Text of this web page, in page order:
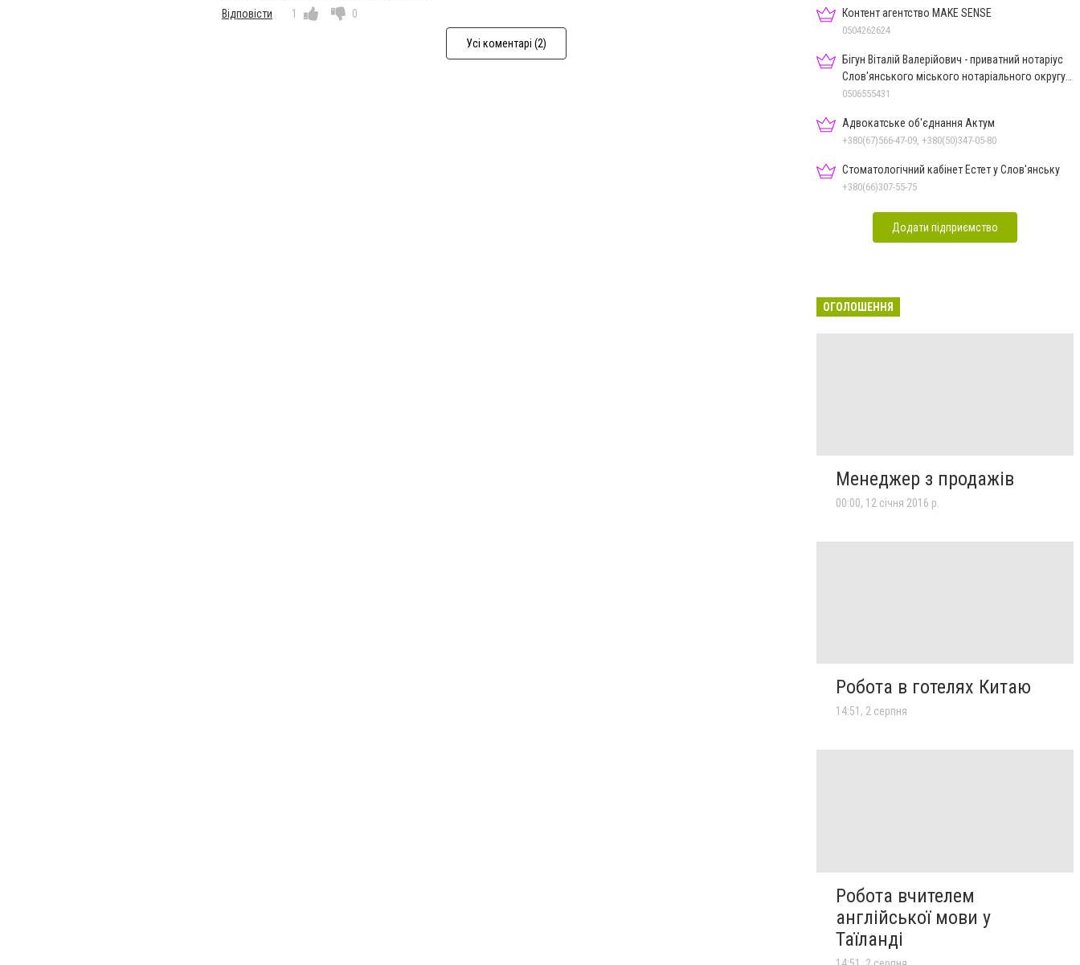
Відповісти
1 0
Усі коментарі (2)
Контент агентство MAKE SENSE
0504262624
Бігун Віталій Валерійович - приватний нотаріус
Слов'янського міського нотаріального округу
Дон.обл.
0506555431
Адвокатське об'єднання Актум
+380(67)566-47-09, +380(50)347-05-80
Стоматологічний кабінет Естет у Слов'янську
+380(66)307-55-75
Додати підприємство
ОГОЛОШЕННЯ
Менеджер з продажів
00:00, 12 січня 2016 р.
Робота в готелях Китаю
14:51, 2 серпня
Робота вчителем
англійської мови у
Таїланді